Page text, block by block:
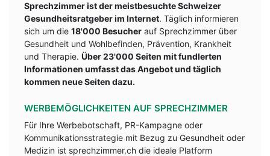
Sprechzimmer ist der meistbesuchte Schweizer
Gesundheitsratgeber im Internet. Täglich informieren
sich um die 18'000 Besucher auf Sprechzimmer über
Gesundheit und Wohlbefinden, Prävention, Krankheit
und Therapie. Über 23'000 Seiten mit fundlerten
Informationen umfasst das Angebot und täglich
kommen neue Seiten dazu.
WERBEMÖGLICHKEITEN AUF SPRECHZIMMER
Für Ihre Werbebotschaft, PR-Kampagne oder
Kommunikationsstrategie mit Bezug zu Gesundheit oder
Medizin ist sprechzimmer.ch die ideale Platform